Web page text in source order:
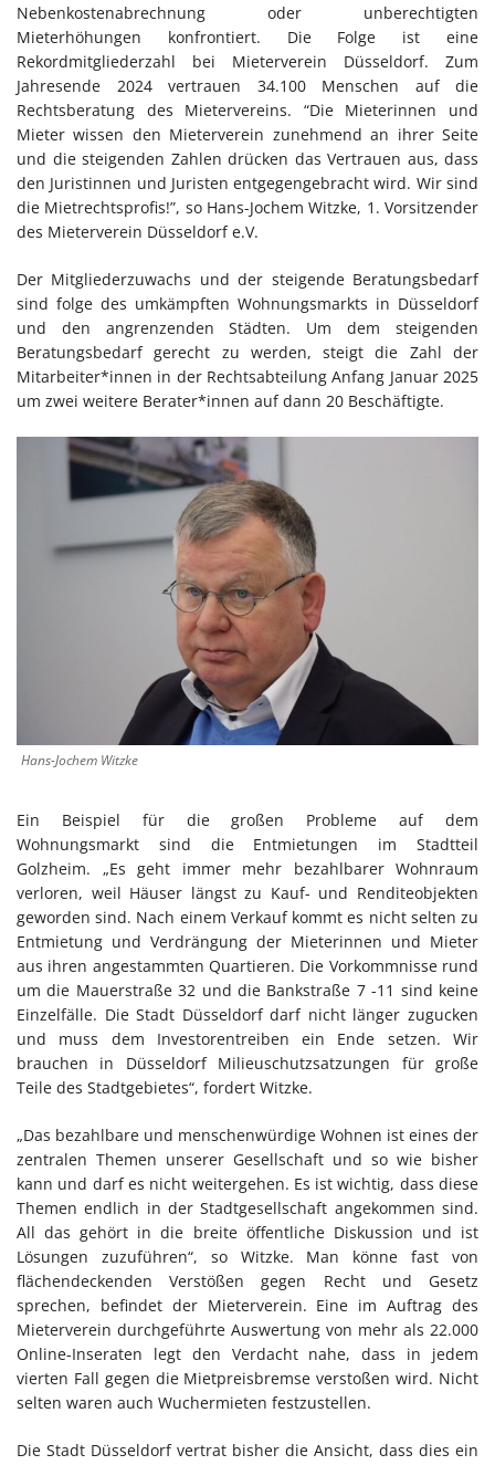
Nebenkostenabrechnung oder unberechtigten
Mieterhöhungen konfrontiert. Die Folge ist eine
Rekordmitgliederzahl bei Mieterverein Düsseldorf. Zum
Jahresende 2024 vertrauen 34.100 Menschen auf die
Rechtsberatung des Mietervereins. “Die Mieterinnen und
Mieter wissen den Mieterverein zunehmend an ihrer Seite
und die steigenden Zahlen drücken das Vertrauen aus, dass
den Juristinnen und Juristen entgegengebracht wird. Wir sind
die Mietrechtsprofis!”, so Hans-Jochem Witzke, 1. Vorsitzender
des Mieterverein Düsseldorf e.V.
Der Mitgliederzuwachs und der steigende Beratungsbedarf
sind folge des umkämpften Wohnungsmarkts in Düsseldorf
und den angrenzenden Städten. Um dem steigenden
Beratungsbedarf gerecht zu werden, steigt die Zahl der
Mitarbeiter*innen in der Rechtsabteilung Anfang Januar 2025
um zwei weitere Berater*innen auf dann 20 Beschäftigte.
Hans-Jochem Witzke
Ein Beispiel für die großen Probleme auf dem
Wohnungsmarkt sind die Entmietungen im Stadtteil
Golzheim. „Es geht immer mehr bezahlbarer Wohnraum
verloren, weil Häuser längst zu Kauf- und Renditeobjekten
geworden sind. Nach einem Verkauf kommt es nicht selten zu
Entmietung und Verdrängung der Mieterinnen und Mieter
aus ihren angestammten Quartieren. Die Vorkommnisse rund
um die Mauerstraße 32 und die Bankstraße 7 -11 sind keine
Einzelfälle. Die Stadt Düsseldorf darf nicht länger zugucken
und muss dem Investorentreiben ein Ende setzen. Wir
brauchen in Düsseldorf Milieuschutzsatzungen für große
Teile des Stadtgebietes“, fordert Witzke.
„Das bezahlbare und menschenwürdige Wohnen ist eines der
zentralen Themen unserer Gesellschaft und so wie bisher
kann und darf es nicht weitergehen. Es ist wichtig, dass diese
Themen endlich in der Stadtgesellschaft angekommen sind.
All das gehört in die breite öffentliche Diskussion und ist
Lösungen zuzuführen“, so Witzke. Man könne fast von
flächendeckenden Verstößen gegen Recht und Gesetz
sprechen, befindet der Mieterverein. Eine im Auftrag des
Mieterverein durchgeführte Auswertung von mehr als 22.000
Online-Inseraten legt den Verdacht nahe, dass in jedem
vierten Fall gegen die Mietpreisbremse verstoßen wird. Nicht
selten waren auch Wuchermieten festzustellen.
Die Stadt Düsseldorf vertrat bisher die Ansicht, dass dies ein